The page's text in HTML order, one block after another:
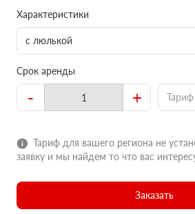
Характеристики
с люлькой
Срок аренды
- + Тариф
Тариф для вашего региона не
заявку и мы найдем то что вас
Заказать